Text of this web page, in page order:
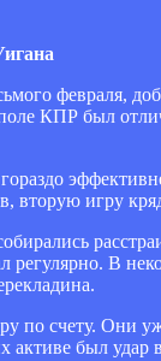
февраля,
КПР был
вторую игру
регулярно. В
по счету. Они
был